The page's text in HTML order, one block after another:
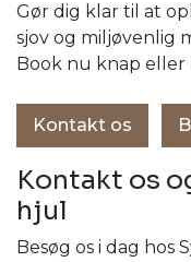
Gør dig klar til at
sjov og miljøvenlig
Book nu knap
Kontakt os
Kontakt os
hjul
Besøg os i dag hos